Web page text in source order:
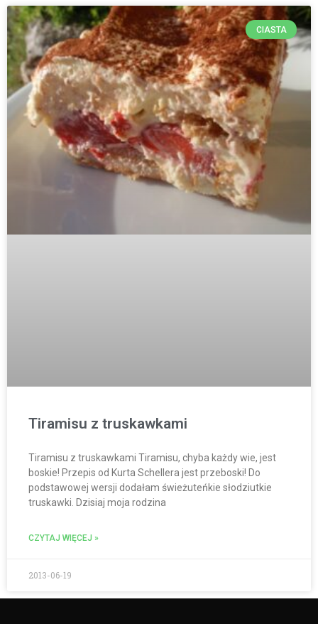
CIASTA
Tiramisu z truskawkami
Tiramisu z truskawkami Tiramisu, chyba każdy wie, jest
boskie! Przepis od Kurta Schellera jest przeboski! Do
podstawowej wersji dodałam świeżuteńkie słodziutkie
truskawki. Dzisiaj moja rodzina
CZYTAJ WIĘCEJ »
2013-06-19